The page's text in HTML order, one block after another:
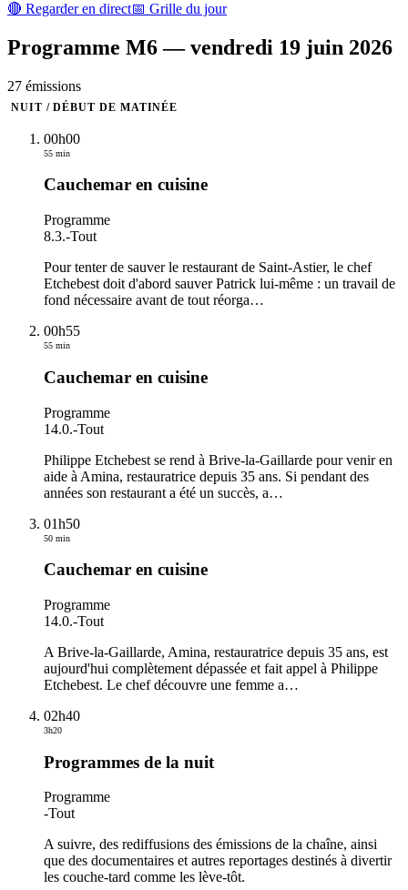
🔴 Regarder en direct📅 Grille du jour
Programme M6—vendredi 19 juin 2026
27 émissions
NUIT / DÉBUT DE MATINÉE
00h00
55 min
Cauchemar en cuisine
Programme
8.3.-Tout
Pour tenter de sauver le restaurant de Saint-Astier, le chef
Etchebest doit d'abord sauver Patrick lui-même : un travail de
fond nécessaire avant de tout réorga…
00h55
55 min
Cauchemar en cuisine
Programme
14.0.-Tout
Philippe Etchebest se rend à Brive-la-Gaillarde pour venir en
aide à Amina, restauratrice depuis 35 ans. Si pendant des
années son restaurant a été un succès, a…
01h50
50 min
Cauchemar en cuisine
Programme
14.0.-Tout
A Brive-la-Gaillarde, Amina, restauratrice depuis 35 ans, est
aujourd'hui complètement dépassée et fait appel à Philippe
Etchebest. Le chef découvre une femme a…
02h40
3h20
Programmes de la nuit
Programme
-Tout
A suivre, des rediffusions des émissions de la chaîne, ainsi
que des documentaires et autres reportages destinés à divertir
les couche-tard comme les lève-tôt.